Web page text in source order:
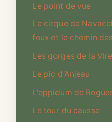
Le point de vue
Le cirque de
foux et le chemin
Les gorges de la
Le pic d'Anjeau
L'oppidum de
Le tour du causse